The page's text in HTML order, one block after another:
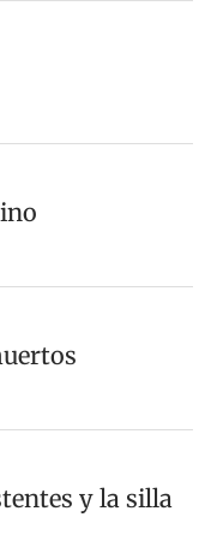
y la silla